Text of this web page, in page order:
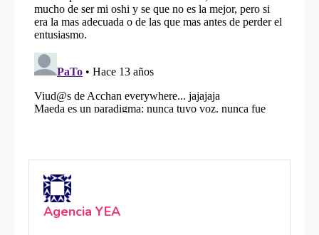
Agencia YEA